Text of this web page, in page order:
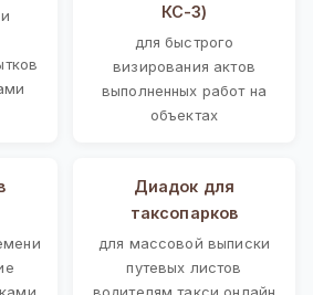
КС-3)
для быстрого
визирования актов
выполненных работ на
объектах
Диадок для
таксопарков
для массовой выписки
путевых листов